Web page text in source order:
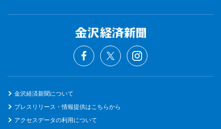
金沢経済新聞について
プレスリリース・情報提供はこちらから
アクセスデータの利用について